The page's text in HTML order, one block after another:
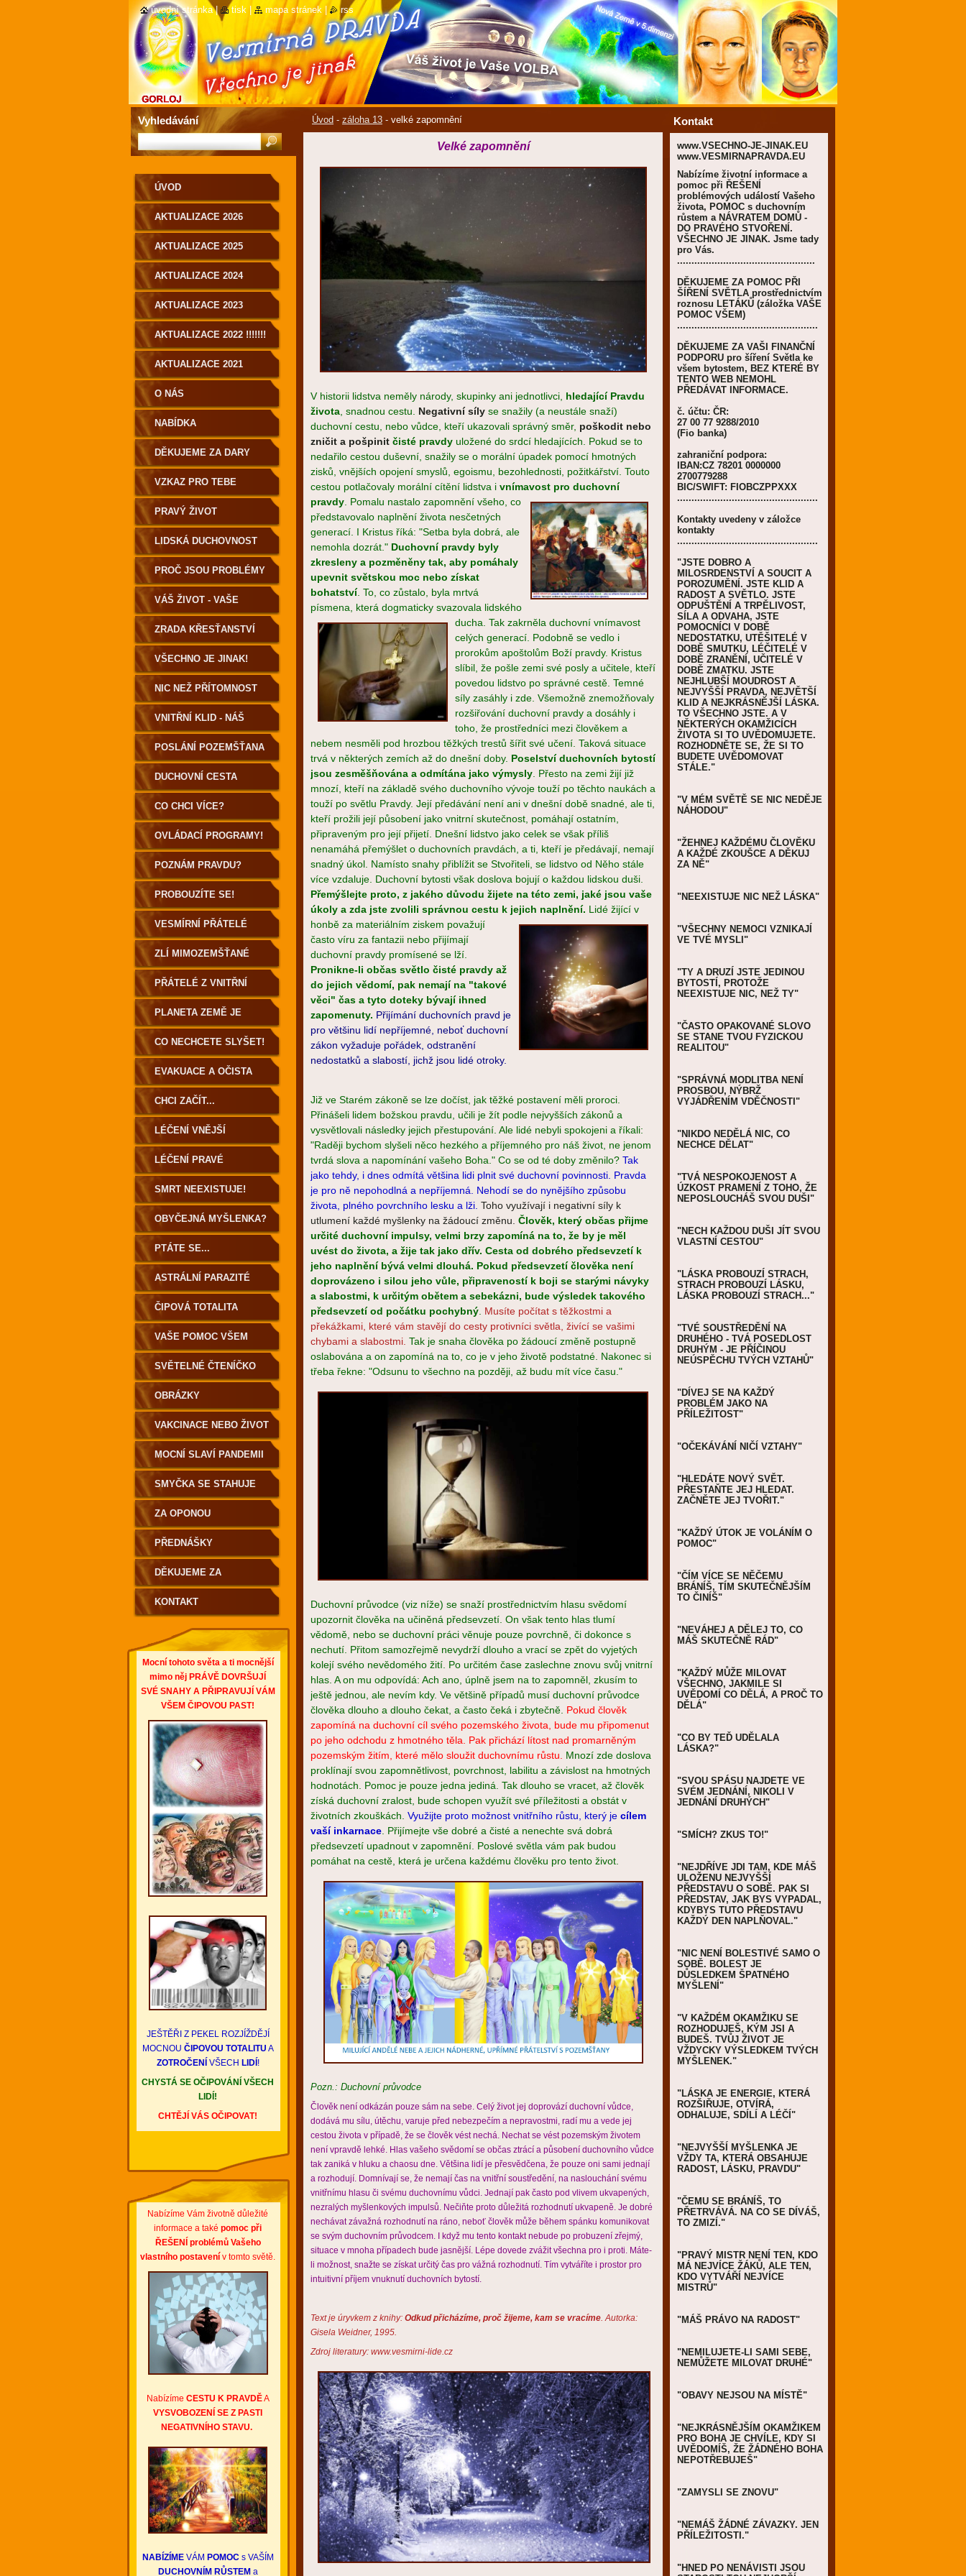
Úvod - záloha 13 - velké zapomnění
Velké zapomnění
V historii lidstva neměly národy, skupinky ani jednotlivci, hledající Pravdu
života , snadnou cestu. Negativní síly se snažily (a neustále snaží)
duchovní cestu, nebo vůdce, kteří ukazovali správný směr, poškodit nebo
zničit a pošpinit čisté pravdy uložené do srdcí hledajících. Pokud se to
nedařilo cestou duševní, snažily se o morální úpadek pomocí hmotných
zisků, vnějších opojení smyslů, egoismu, bezohlednosti, požitkářství. Touto
cestou potlačovaly morální cítění lidstva i vnímavost pro duchovní
pravdy . Pomalu nastalo zapomnění všeho , co
představovalo naplnění života nesčetných
generací. I Kristus říká: "Setba byla dobrá, ale
nemohla dozrát." Duchovní pravdy byly
zkresleny a pozměněny tak, aby pomáhaly
upevnit světskou moc nebo získat
bohatství. To, co zůstalo, byla mrtvá
písmena, která dogmaticky svazovala lidského
ducha. Tak zakrněla duchovní vnímavost
celých generací. Podobně se vedlo i
prorokům apoštolům Boží pravdy. Kristus
slíbil, že pošle zemi své posly a učitele, kteří
povedou lidstvo po správné cestě. Temné
síly zasáhly i zde. Všemožně znemožňovaly
rozšiřování duchovní pravdy a dosáhly i
toho, že prostředníci mezi člověkem a
nebem nesměli pod hrozbou těžkých trestů šířit své učení. Taková situace
trvá v některých zemích až do dnešní doby. Poselství duchovních bytostí
jsou zesměšňována a odmítána jako výmysly . Přesto na zemi žijí již
mnozí, kteří na základě svého duchovního vývoje touží po těchto naukách a
touží po světlu Pravdy. Její předávání není ani v dnešní době snadné, ale ti,
kteří prožili její působení jako vnitrní skutečnost, pomáhají ostatním,
připraveným pro její přijetí. Dnešní lidstvo jako celek se však příliš
nenamáhá přemýšlet o duchovních pravdách, a ti, kteří je předávají, nemají
snadný úkol. Namísto snahy přiblížit se Stvořiteli, se lidstvo od Něho stále
více vzdaluje. Duchovní bytosti však doslova bojují o každou lidskou duši.
Přemýšlejte proto, z jakého důvodu žijete na této zemi, jaké jsou vaše
úkoly a zda jste zvolili správnou cestu k jejich naplnění. Lidé žijící v
honbě za materiálním ziskem považují
často víru za fantazii nebo přijímají
duchovní pravdy promísené se lží.
Pronikne-li občas světlo čisté pravdy až
do jejich vědomí, pak nemají na "takové
věci" čas a tyto doteky bývají ihned
zapomenuty. Přijímání duchovních pravd je
pro většinu lidí nepříjemné, neboť duchovní
zákon vyžaduje pořádek, odstranění
nedostatků a slabostí, jichž jsou lidé otroky.
Již ve Starém zákoně se lze dočíst, jak těžké postavení měli proroci.
Přinášeli lidem božskou pravdu, učili je žít podle nejvyšších zákonů a
vysvětlovali následky jejich přestupování. Ale lidé nebyli spokojeni a říkali:
"Raději bychom slyšeli něco hezkého a příjemného pro náš život, ne jenom
tvrdá slova a napomínání vašeho Boha." Co se od té doby změnilo? Tak
jako tehdy, i dnes odmítá většina lidi plnit své duchovní povinnosti. Pravda
je pro ně nepohodlná a nepříjemná. Nehodí se do nynějšího způsobu
života, plného povrchního lesku a lži. Toho využívají i negativní síly k
utlumení každé myšlenky na žádoucí změnu. Člověk, který občas přijme
určité duchovní impulsy, velmi brzy zapomíná na to, že by je měl
uvést do života, a žije tak jako dřív. Cesta od dobrého předsevzetí k
jeho naplnění bývá velmi dlouhá. Pokud předsevzetí člověka není
doprovázeno i silou jeho vůle, připraveností k boji se starými návyky
a slabostmi, k určitým obětem a sebekázni, bude výsledek takového
předsevzetí od počátku pochybný Musíte počítat s těžkostmi a
překážkami, které vám stavějí do cesty protivníci světla, živící se vašimi
chybami a slabostmi. Tak je snaha člověka po žádoucí změně postupně
oslabována a on zapomíná na to, co je v jeho životě podstatné. Nakonec si
třeba řekne: "Odsunu to všechno na později, až budu mít více času."
Duchovní průvodce (viz níže) se snaží prostřednictvím hlasu svědomí
upozornit člověka na učiněná předsevzetí. On však tento hlas tlumí
vědomě, nebo se duchovní práci věnuje pouze povrchně, či dokonce s
nechutí. Přitom samozřejmě nevydrží dlouho a vrací se zpět do vyjetých
kolejí svého nevědomého žití. Po určitém čase zaslechne znovu svůj vnitrní
hlas. A on mu odpovídá: Ach ano, úplně jsem na to zapomněl, zkusím to
ještě jednou, ale nevím kdy. Ve většině případů musí duchovní průvodce
člověka dlouho a dlouho čekat, a často čeká i zbytečně. Pokud člověk
zapomíná na duchovní cíl svého pozemského života, bude mu připomenut
po jeho odchodu z hmotného těla. Pak přichází lítost nad promarněným
pozemským žitím, které mělo sloužit duchovnímu růstu.
Mnozí zde doslova
proklínají svou zapomnětlivost, povrchnost, labilitu a závislost na hmotných
hodnotách. Pomoc je pouze jedna jediná. Tak dlouho se vracet, až člověk
získá duchovní zralost, bude schopen využít své příležitosti a obstát v
životních zkouškách. Využijte proto možnost vnitřního růstu, který je cílem
vaší inkarnace . Přijímejte vše dobré a čisté a nenechte svá dobrá
předsevzetí upadnout v zapomnění. Poslové světla vám pak budou
pomáhat na cestě, která je určena každému člověku pro tento život.
Pozn.: Duchovní průvodce
Člověk není odkázán pouze sám na sebe. Celý život jej doprovází duchovní vůdce,
dodává mu sílu, útěchu, varuje před nebezpečím a nepravostmi, radí mu a vede jej
cestou života v případě, že se člověk vést nechá. Nechat se vést pozemským životem
není vpravdě lehké. Hlas vašeho svědomí se občas ztrácí a působení duchovního vůdce
tak zaniká v hluku a chaosu dne. Většina lidí je přesvědčena, že pouze oni sami jednají
a rozhodují. Domnívají se, že nemají čas na vnitřní soustředění, na naslouchání svému
vnitřnímu hlasu či svému duchovnímu vůdci. Jednají pak často pod vlivem ukvapených,
nezralých myšlenkových impulsů. Nečiňte proto důležitá rozhodnutí ukvapeně. Je dobré
nechávat závažná rozhodnutí na ráno, neboť člověk může během spánku komunikovat
se svým duchovním průvodcem. I když mu tento kontakt nebude po probuzení zřejmý,
situace v mnoha případech bude jasnější. Lépe dovede zvážit všechna pro i proti. Máte-
li možnost, snažte se získat určitý čas pro vážná rozhodnutí. Tím vytváříte i prostor pro
intuitivní příjem vnuknutí duchovních bytostí.
Text je úryvkem z knihy: Odkud přicházíme, proč žijeme, kam se vracíme. Autorka:
Gisela Weidner, 1995.
Zdroj literatury: www.vesmirni-lide.cz
ÚVOD
AKTUALIZACE 2026
AKTUALIZACE 2025
AKTUALIZACE 2024
AKTUALIZACE 2023
AKTUALIZACE 2022 !!!!!!!
AKTUALIZACE 2021
O NÁS
NABÍDKA
DĚKUJEME ZA DARY
VZKAZ PRO TEBE
PRAVÝ ŽIVOT
LIDSKÁ DUCHOVNOST
PRO POZEMŠŤANY!
PROČ JSOU PROBLÉMY
A NEMOCI?
VÁŠ ŽIVOT - VAŠE
VOLBA
ZRADA KŘESŤANSTVÍ
VŠECHNO JE JINAK!
NIC NEŽ PŘÍTOMNOST
VNITŘNÍ KLID - NÁŠ
DOMOV
POSLÁNÍ POZEMŠŤANA
DUCHOVNÍ CESTA
POZEMŠŤANA
CO CHCI VÍCE?
OVLÁDACÍ PROGRAMY!
POZNÁM PRAVDU?
PROBOUZÍTE SE!
VESMÍRNÍ PŘÁTELÉ
ZLÍ MIMOZEMŠŤANÉ
PŘÁTELÉ Z VNITŘNÍ
ZEMĚ
PLANETA ZEMĚ JE
DUTÁ!
CO NECHCETE SLYŠET!
EVAKUACE A OČISTA
ZEMĚ
CHCI ZAČÍT...
LÉČENÍ VNĚJŠÍ
LÉČENÍ PRAVÉ
SMRT NEEXISTUJE!
OBYČEJNÁ MYŠLENKA?
PTÁTE SE...
ASTRÁLNÍ PARAZITÉ
ČIPOVÁ TOTALITA
VAŠE POMOC VŠEM
SVĚTELNÉ ČTENÍČKO
OBRÁZKY
VAKCINACE NEBO ŽIVOT
MOCNÍ SLAVÍ PANDEMII
SMYČKA SE STAHUJE
ZA OPONOU
PŘEDNÁŠKY
DĚKUJEME ZA
PODPORU
KONTAKT
Mocní tohoto světa a ti mocnější
mimo něj PRÁVĚ DOVRŠUJÍ
SVÉ SNAHY A PŘIPRAVUJÍ VÁM
VŠEM ČIPOVOU PAST!
JEŠTĚŘI Z PEKEL ROZJÍŽDĚJÍ
MOCNOU ČIPOVOU TOTALITU A
ZOTROČENÍ VŠECH LIDÍ !
CHYSTÁ SE OČIPOVÁNÍ VŠECH
LIDÍ!
CHTĚJÍ VÁS OČIPOVAT!
Nabízíme Vám životně důležité
informace a také pomoc při
ŘEŠENÍ problémů Vašeho
vlastního postavení v tomto světě.
Nabízíme CESTU K PRAVDĚA
VYSVOBOZENÍ SE Z PASTI
NEGATIVNÍHO STAVU.
NABÍZÍMEVÁM POMOCs VAŠÍM
DUCHOVNÍM RŮSTEM a
Kontakt
www.VSECHNO-JE-JINAK.EU
www.VESMIRNAPRAVDA.EU
Nabízíme životní informace a
pomoc při ŘEŠENÍ
problémových událostí Vašeho
života, POMOC s duchovním
růstem a NÁVRATEM DOMŮ -
DO PRAVÉHO STVOŘENÍ.
VŠECHNO JE JINAK. Jsme tady
pro Vás.
................................................
DĚKUJEME ZA POMOC PŘI
ŠÍŘENÍ SVĚTLA prostřednictvím
roznosu LETÁKŮ (záložka VAŠE
POMOC VŠEM)
.................................................
DĚKUJEME ZA VAŠI FINANČNÍ
PODPORU pro šíření Světla ke
všem bytostem, BEZ KTERÉ BY
TENTO WEB NEMOHL
PŘEDÁVAT INFORMACE.
č. účtu: ČR:
27 00 77 9288/2010
(Fio banka)
zahraniční podpora:
IBAN:CZ 78201 0000000
2700779288
BIC/SWIFT: FIOBCZPPXXX
.................................................
Kontakty uvedeny v záložce
kontakty
.................................................
"JSTE DOBRO A
MILOSRDENSTVÍ A SOUCIT A
POROZUMĚNÍ. JSTE KLID A
RADOST A SVĚTLO. JSTE
ODPUŠTĚNÍ A TRPĚLIVOST,
SÍLA A ODVAHA, JSTE
POMOCNÍCI V DOBĚ
NEDOSTATKU, UTĚŠITELÉ V
DOBĚ SMUTKU, LÉČITELÉ V
DOBĚ ZRANĚNÍ, UČITELÉ V
DOBĚ ZMATKU. JSTE
NEJHLUBŠÍ MOUDROST A
NEJVYŠŠÍ PRAVDA, NEJVĚTŠÍ
KLID A NEJKRÁSNĚJŠÍ LÁSKA.
TO VŠECHNO JSTE. A V
NĚKTERÝCH OKAMŽICÍCH
ŽIVOTA SI TO UVĚDOMUJETE.
ROZHODNĚTE SE, ŽE SI TO
BUDETE UVĚDOMOVAT
STÁLE."
"V MÉM SVĚTĚ SE NIC NEDĚJE
NÁHODOU"
"ŽEHNEJ KAŽDÉMU ČLOVĚKU
A KAŽDÉ ZKOUŠCE A DĚKUJ
ZA NĚ"
"NEEXISTUJE NIC NEŽ LÁSKA"
"VŠECHNY NEMOCI VZNIKAJÍ
VE TVÉ MYSLI"
"TY A DRUZÍ JSTE JEDINOU
BYTOSTÍ, PROTOŽE
NEEXISTUJE NIC, NEŽ TY"
"ČASTO OPAKOVANÉ SLOVO
SE STANE TVOU FYZICKOU
REALITOU"
"SPRÁVNÁ MODLITBA NENÍ
PROSBOU, NÝBRŽ
VYJÁDŘENÍM VDĚČNOSTI"
"NIKDO NEDĚLÁ NIC, CO
NECHCE DĚLAT"
"TVÁ NESPOKOJENOST A
ÚZKOST PRAMENÍ Z TOHO, ŽE
NEPOSLOUCHÁŠ SVOU DUŠI"
"NECH KAŽDOU DUŠI JÍT SVOU
VLASTNÍ CESTOU"
"LÁSKA PROBOUZÍ STRACH,
STRACH PROBOUZÍ LÁSKU,
LÁSKA PROBOUZÍ STRACH..."
"TVÉ SOUSTŘEDĚNÍ NA
DRUHÉHO - TVÁ POSEDLOST
DRUHÝM - JE PŘÍČINOU
NEÚSPĚCHU TVÝCH VZTAHŮ"
"DÍVEJ SE NA KAŽDÝ
PROBLÉM JAKO NA
PŘÍLEŽITOST"
"OČEKÁVÁNÍ NIČÍ VZTAHY"
"HLEDÁTE NOVÝ SVĚT.
PŘESTAŇTE JEJ HLEDAT.
ZAČNĚTE JEJ TVOŘIT."
"KAŽDÝ ÚTOK JE VOLÁNÍM O
POMOC"
"ČÍM VÍCE SE NĚČEMU
BRÁNÍŠ, TÍM SKUTEČNĚJŠÍM
TO ČINÍŠ"
"NEVÁHEJ A DĚLEJ TO, CO
MÁŠ SKUTEČNĚ RÁD"
"KAŽDÝ MŮŽE MILOVAT
VŠECHNO, JAKMILE SI
UVĚDOMÍ CO DĚLÁ, A PROČ TO
DĚLÁ"
"CO BY TEĎ UDĚLALA
LÁSKA?"
"SVOU SPÁSU NAJDETE VE
SVÉM JEDNÁNÍ, NIKOLI V
JEDNÁNÍ DRUHÝCH"
"SMÍCH? ZKUS TO!"
"NEJDŘÍVE JDI TAM, KDE MÁŠ
ULOŽENU NEJVYŠŠÍ
PŘEDSTAVU O SOBĚ. PAK SI
PŘEDSTAV, JAK BYS VYPADAL,
KDYBYS TUTO PŘEDSTAVU
KAŽDÝ DEN NAPLŇOVAL."
"NIC NENÍ BOLESTIVÉ SAMO O
SOBĚ. BOLEST JE
DŮSLEDKEM ŠPATNÉHO
MYŠLENÍ"
"V KAŽDÉM OKAMŽIKU SE
ROZHODUJEŠ, KÝM JSI A
BUDEŠ. TVŮJ ŽIVOT JE
VŽDYCKY VÝSLEDKEM TVÝCH
MYŠLENEK."
"LÁSKA JE ENERGIE, KTERÁ
ROZŠIŘUJE, OTVÍRÁ,
ODHALUJE, SDÍLÍ A LÉČÍ"
"NEJVYŠŠÍ MYŠLENKA JE
VŽDY TA, KTERÁ OBSAHUJE
RADOST, LÁSKU, PRAVDU"
"ČEMU SE BRÁNÍŠ, TO
PŘETRVÁVÁ. NA CO SE DÍVÁŠ,
TO ZMIZÍ."
"PRAVÝ MISTR NENÍ TEN, KDO
MÁ NEJVÍCE ŽÁKŮ, ALE TEN,
KDO VYTVÁŘÍ NEJVÍCE
MISTRŮ"
"MÁŠ PRÁVO NA RADOST"
"NEMILUJETE-LI SAMI SEBE,
NEMŮŽETE MILOVAT DRUHÉ"
"OBAVY NEJSOU NA MÍSTĚ"
"NEJKRÁSNĚJŠÍM OKAMŽIKEM
PRO BOHA JE CHVÍLE, KDY SI
UVĚDOMÍŠ, ŽE ŽÁDNÉHO BOHA
NEPOTŘEBUJEŠ"
"ZAMYSLI SE ZNOVU"
"NEMÁŠ ŽÁDNÉ ZÁVAZKY. JEN
PŘÍLEŽITOSTI."
"HNED PO NENÁVISTI JSOU
Vyhledávání
úvodní stránka | tisk mapa stránek rss